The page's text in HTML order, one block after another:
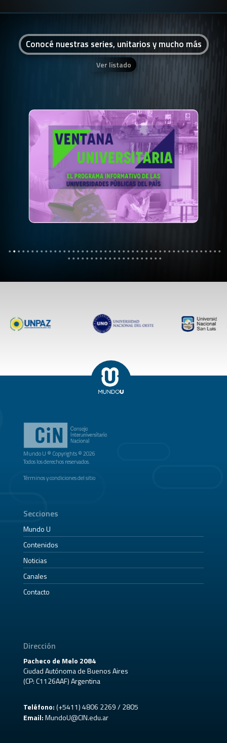
Conocé nuestras series, unitarios y mucho más
Ver listado
Mundo U ® Copyrights © 2026
Todos los derechos reservados.
Términos y condiciones del sitio
Secciones
Mundo U
Contenidos
Noticias
Canales
Contacto
Dirección
Pacheco de Melo 2084
Ciudad Autónoma de Buenos Aires
(CP: C1126AAF) Argentina
Teléfono:(+5411) 4806 2269 / 2805
Email: MundoU@CIN.edu.ar